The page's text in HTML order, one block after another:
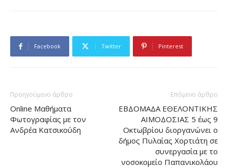
Facebook Twitter Pinterest
Προηγούμενο άρθρο
Online Μαθήματα
Φωτογραφίας με τον
Ανδρέα Κατσικούδη
Επόμενο άρθρο
ΕΒΔΟΜΑΔΑ ΕΘΕΛΟΝΤΙΚΗΣ
ΑΙΜΟΔΟΣΙΑΣ 5 έως 9
Οκτωβρίου διοργανώνει ο
δήμος Πυλαίας Χορτιάτη σε
συνεργασία με το
νοσοκομείο Παπανικολάου